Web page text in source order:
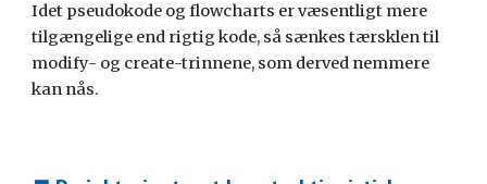
Idet pseudokode og flowcharts er væsentligt mere
tilgængelige end rigtig kode, så sænkes tærsklen til
modify- og create-trinnene, som derved nemmere
kan nås.